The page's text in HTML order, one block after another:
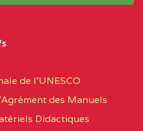
STE FOI BP
YAOUNDE
de l’UNESCO
des Manuels
Didactiques